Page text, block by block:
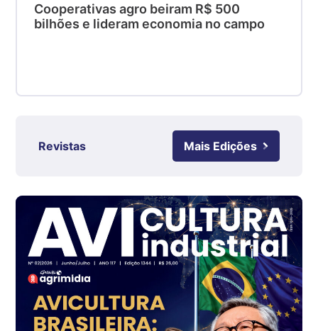
Suíno - Estadual
SC
R$ 142,62
Ovo Branco - Regional
Branco
R$ 144,99
cx
Ovo Vermelho - Regional
Grande São Paulo (SP)
Cooperativas agro beiram R$ 500
bilhões e lideram economia no campo
Revistas Mais Edições